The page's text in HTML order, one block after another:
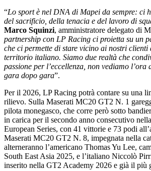
“Lo sport è nel DNA di Mapei da sempre: ci
del sacrificio, della tenacia e del lavoro di
Marco Squinzi, amministratore delegato di
partnership con LP Racing ci proietta su un
che ci permette di stare vicino ai nostri clienti
territorio italiano. Siamo due realtà che
passione per l’eccellenza, non vediamo l’ora
gara dopo gara”.
Per il 2026, LP Racing potrà contare su una
rilievo. Sulla Maserati MC20 GT2 N. 1
pilota monegasco, che corre però sotto
in carica per il secondo anno consecutivo
European Series, con 41 vittorie e 73 podi
Maserati MC20 GT2 N. 8, impegnata nella
alterneranno l’americano Thomas Yu Lee,
South East Asia 2025, e l’italiano Niccolò
inserito nella GT2 Academy 2026 e già il più